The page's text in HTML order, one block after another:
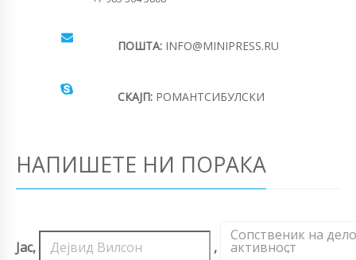
ПОШТА: INFO@MINIPRESS.RU
СКАЈП: РОМАНТСИБУЛСКИ
НАПИШЕТЕ НИ ПОРАКА
Јас, ,
Сопственик на
активност
,